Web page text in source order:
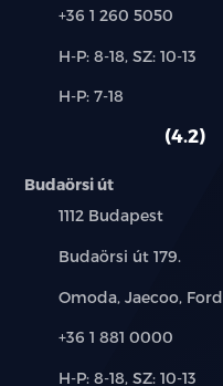
Telefon:
+36 1 260 5050
Új-
használt
H-P: 8-18, SZ: 10-13
Alkatrész,
H-P: 7-18
4.2
Budaörsi út
Település:
1112 Budapest
Cím:
Budaörsi út 179.
Márkák:
Omoda, Jaecoo, Ford
Telefon:
+36 1 881 0000
Új-
H-P: 8-18, SZ: 10-13